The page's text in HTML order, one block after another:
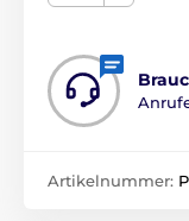
Artikelnummer: